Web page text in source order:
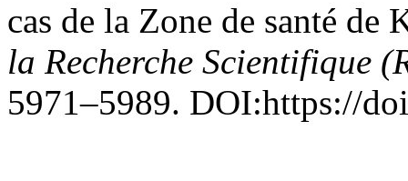
cas de la Zone de santé de
la Recherche Scientifique
5971–5989. DOI:https://